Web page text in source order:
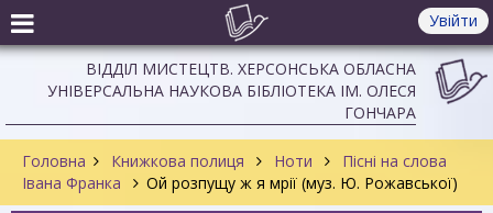
Увійти
ВІДДІЛ МИСТЕЦТВ. ХЕРСОНСЬКА ОБЛАСНА
УНІВЕРСАЛЬНА НАУКОВА БІБЛІОТЕКА ІМ. ОЛЕСЯ
ГОНЧАРА
Головна Книжкова полиця Ноти
Пісні на слова
Івана Франка
Ой розпущу ж я мрії (муз. Ю. Рожавської)